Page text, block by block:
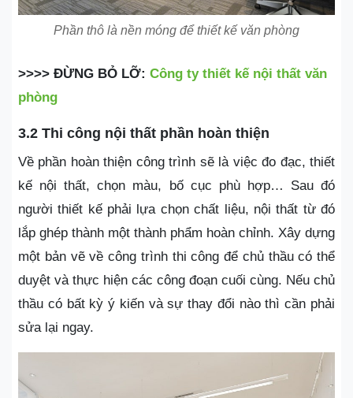
Phần thô là nền móng để thiết kế văn phòng
>>>> ĐỪNG BỎ LỠ: Công ty thiết kế nội thất văn
phòng
3.2 Thi công nội thất phần hoàn thiện
Về phần hoàn thiện công trình sẽ là việc đo đạc, thiết
kế nội thất, chọn màu, bố cục phù hợp… Sau đó
người thiết kế phải lựa chọn chất liệu, nội thất từ đó
lắp ghép thành một thành phẩm hoàn chỉnh. Xây dựng
một bản vẽ về công trình thi công để chủ thầu có thể
duyệt và thực hiện các công đoạn cuối cùng. Nếu chủ
thầu có bất kỳ ý kiến và sự thay đổi nào thì cần phải
sửa lại ngay.